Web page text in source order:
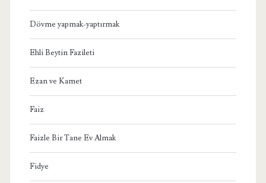
Dövme yapmak-yaptırmak
Ehli Beytin Fazileti
Ezan ve Kamet
Faiz
Faizle Bir Tane Ev Almak
Fidye